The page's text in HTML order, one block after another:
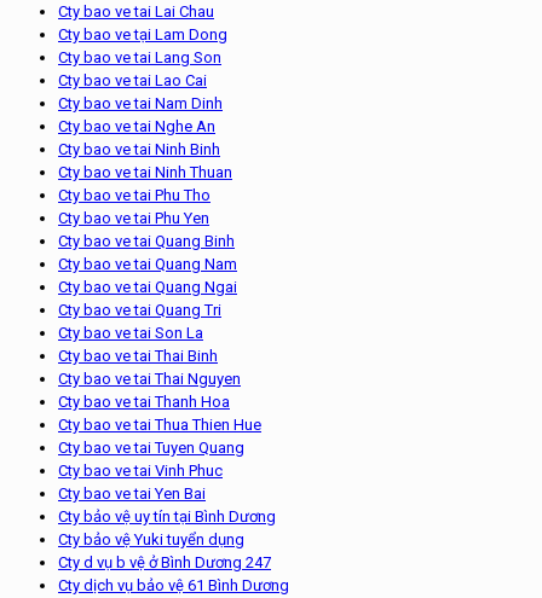
Cty bao ve tai Lai Chau
Cty bao ve tại Lam Dong
Cty bao ve tai Lang Son
Cty bao ve tai Lao Cai
Cty bao ve tai Nam Dinh
Cty bao ve tai Nghe An
Cty bao ve tai Ninh Binh
Cty bao ve tai Ninh Thuan
Cty bao ve tai Phu Tho
Cty bao ve tai Phu Yen
Cty bao ve tai Quang Binh
Cty bao ve tai Quang Nam
Cty bao ve tai Quang Ngai
Cty bao ve tai Quang Tri
Cty bao ve tai Son La
Cty bao ve tai Thai Binh
Cty bao ve tai Thai Nguyen
Cty bao ve tai Thanh Hoa
Cty bao ve tai Thua Thien Hue
Cty bao ve tai Tuyen Quang
Cty bao ve tai Vinh Phuc
Cty bao ve tai Yen Bai
Cty bảo vệ uy tín tại Bình Dương
Cty bảo vệ Yuki tuyển dụng
Cty d vụ b vệ ở Bình Dương 247
Cty dịch vụ bảo vệ 61 Bình Dương